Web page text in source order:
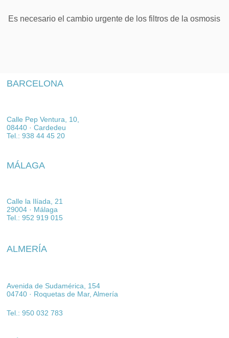
Es necesario el cambio urgente de los filtros de la osmosis
BARCELONA
Calle Pep Ventura, 10,
08440 · Cardedeu
Tel.: 938 44 45 20
​MÁLAGA
Calle la Ilíada, 21
29004 · Málaga
Tel.: 952 919 015
ALMERÍA
Avenida de Sudamérica, 154
04740 · Roquetas de Mar, Almería
Tel.: 950 032 783